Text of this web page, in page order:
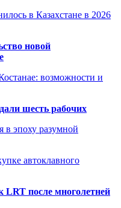
в Казахстане в 2026
новой
возможности и
шесть рабочих
в эпоху разумной
автоклавного
LRT после многолетней